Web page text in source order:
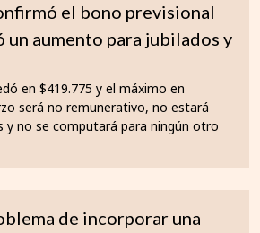
el bono previsional
un aumento para jubilados y
en $419.775 y el máximo en
será no remunerativo, no estará
y no se computará para ningún otro
de incorporar una